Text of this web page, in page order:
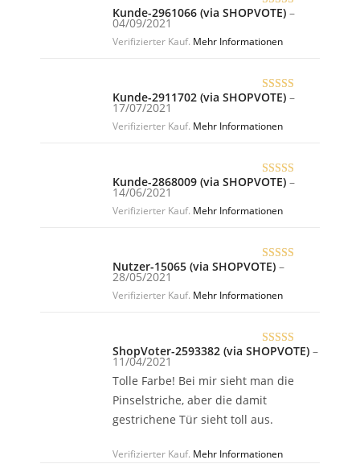
Bewertet
Kunde-2961066 (via SHOPVOTE) –
04/09/2021
Verifizierter Kauf. Mehr Informationen
Bewertet
Kunde-2911702 (via SHOPVOTE) –
17/07/2021
Verifizierter Kauf. Mehr Informationen
Bewertet
Kunde-2868009 (via SHOPVOTE) –
14/06/2021
Verifizierter Kauf. Mehr Informationen
Bewertet
Nutzer-15065 (via SHOPVOTE) –
28/05/2021
Verifizierter Kauf. Mehr Informationen
Bewertet
ShopVoter-2593382 (via SHOPVOTE) –
11/04/2021
Tolle Farbe! Bei mir sieht man die
Pinselstriche, aber die damit
gestrichene Tür sieht toll aus.
Verifizierter Kauf. Mehr Informationen